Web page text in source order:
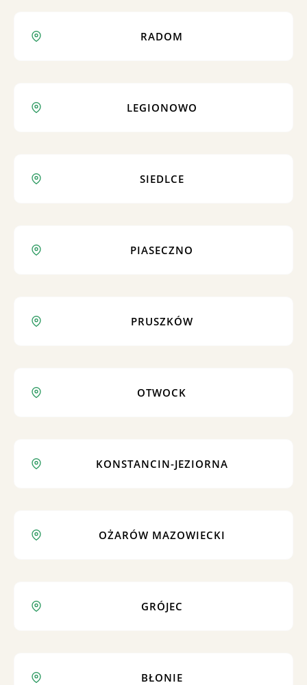
RADOM
LEGIONOWO
SIEDLCE
PIASECZNO
PRUSZKÓW
OTWOCK
KONSTANCIN-JEZIORNA
OŻARÓW MAZOWIECKI
GRÓJEC
BŁONIE